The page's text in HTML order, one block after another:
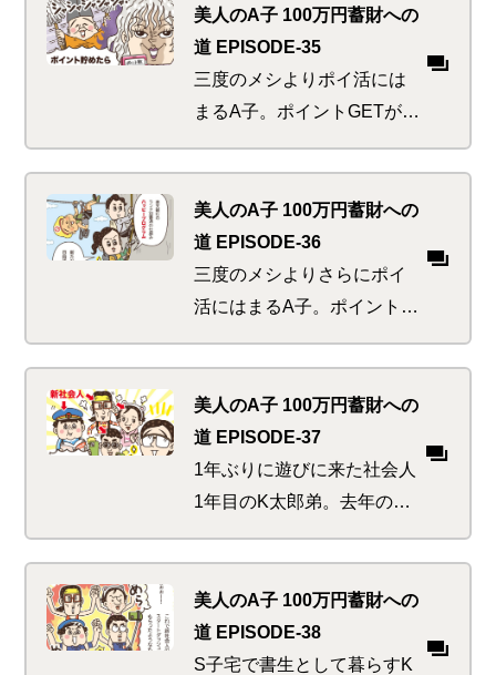
りではいられない！真のセレ
ブはワンランク上＆ワンラン
クお得なものを上手に使って
いるのだ。技を盗むチャンス
美人のA子 100万円蓄財への
道 EPISODE-35
三度のメシよりポイ活には
まるA子。ポイントGETが生
活の中心になり、その内
「ポイントを貯め込むこ
と」自体に没頭！何かにと
り憑かれてしまったの
か！？ポイントでお得に投
資する方法を以前学んだは
美人のA子 100万円蓄財への
道 EPISODE-36
三度のメシよりさらにポイ
活にはまるA子。ポイント
GETのために楽天市場の会
員ランクもダイアモンドま
で登りつめ「そこに山があ
るから」さらなる高みを目
指したい欲求が。しかし本
来の目的を忘れてはいまい
美人のA子 100万円蓄財への
道 EPISODE-37
1年ぶりに遊びに来た社会人
1年目のK太郎弟。去年の自
分の成功体験を今年新社会
人になるかわいい後輩たち
にも、とお金にまつわる準
備講座を要望してきた。集
まったアク強めな若人たち
美人のA子 100万円蓄財への
道 EPISODE-38
S子宅で書生として暮らすK